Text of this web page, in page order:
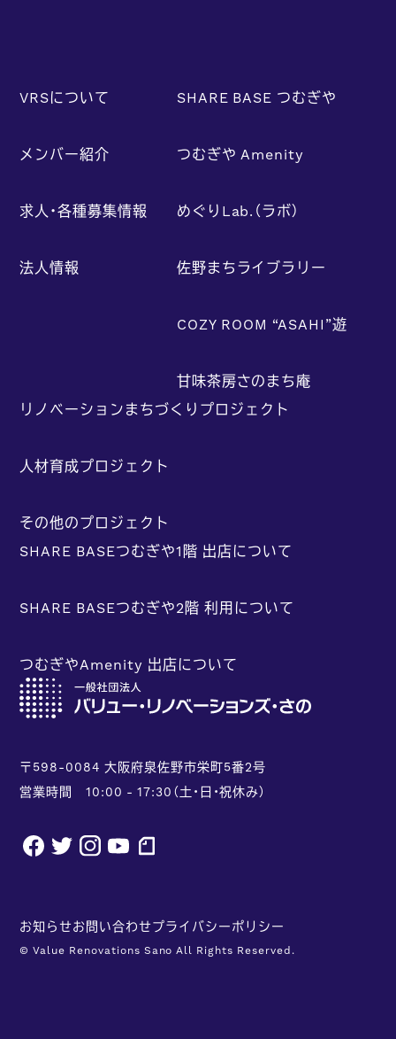
VRSについて
メンバー紹介
求人・各種募集情報
法人情報
SHARE BASE つむぎや
つむぎや Amenity
めぐりLab.（ラボ）
佐野まちライブラリー
COZY ROOM “ASAHI”遊
甘味茶房さのまち庵
リノベーションまちづくりプロジェクト
人材育成プロジェクト
その他のプロジェクト
SHARE BASEつむぎや1階 出店について
SHARE BASEつむぎや2階 利用について
つむぎやAmenity 出店について
〒598-0084 大阪府泉佐野市栄町5番2号
営業時間 10:00 - 17:30（土・日・祝休み）
facebook
twitterinstagram
youtube
お知らせお問い合わせプライバシーポリシー
© Value Renovations Sano All Rights Reserved.